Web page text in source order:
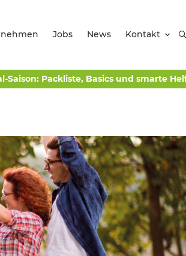
Jobs News Kontakt
Saison: Packliste, Basics und smarte